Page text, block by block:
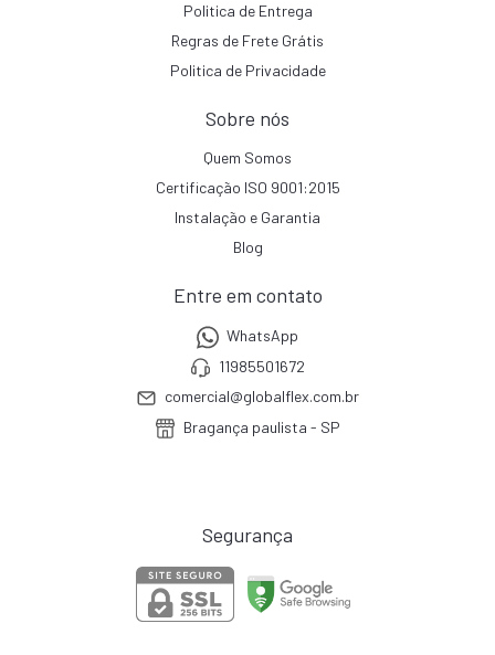
Politica de Entrega
Regras de Frete Grátis
Politica de Privacidade
Sobre nós
Quem Somos
Certificação ISO 9001:2015
Instalação e Garantia
Blog
Entre em contato
WhatsApp
11985501672
comercial@globalflex.com.br
Bragança paulista - SP
Segurança